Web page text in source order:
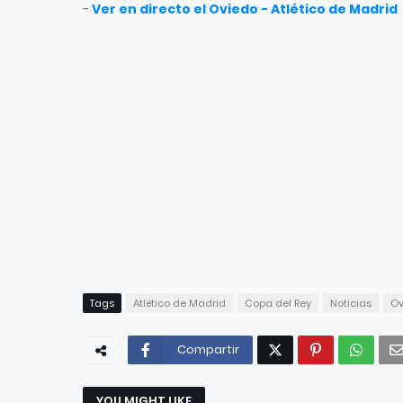
- Ver en directo el Oviedo - Atlético de Madrid
Tags Atlético de Madrid Copa del Rey Noticias
Compartir